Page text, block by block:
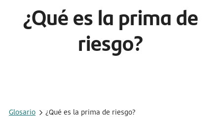
¿Qué es la prima de
riesgo?
Glosario ¿Qué es la prima de riesgo?